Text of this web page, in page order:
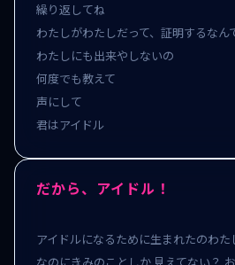
繰り返してね
わたしがわたしだって、証明するなん
わたしにも出来やしないの
何度でも教えて
声にして
君はアイドル
だから、アイドル！
アイドルになるために生まれたのわた